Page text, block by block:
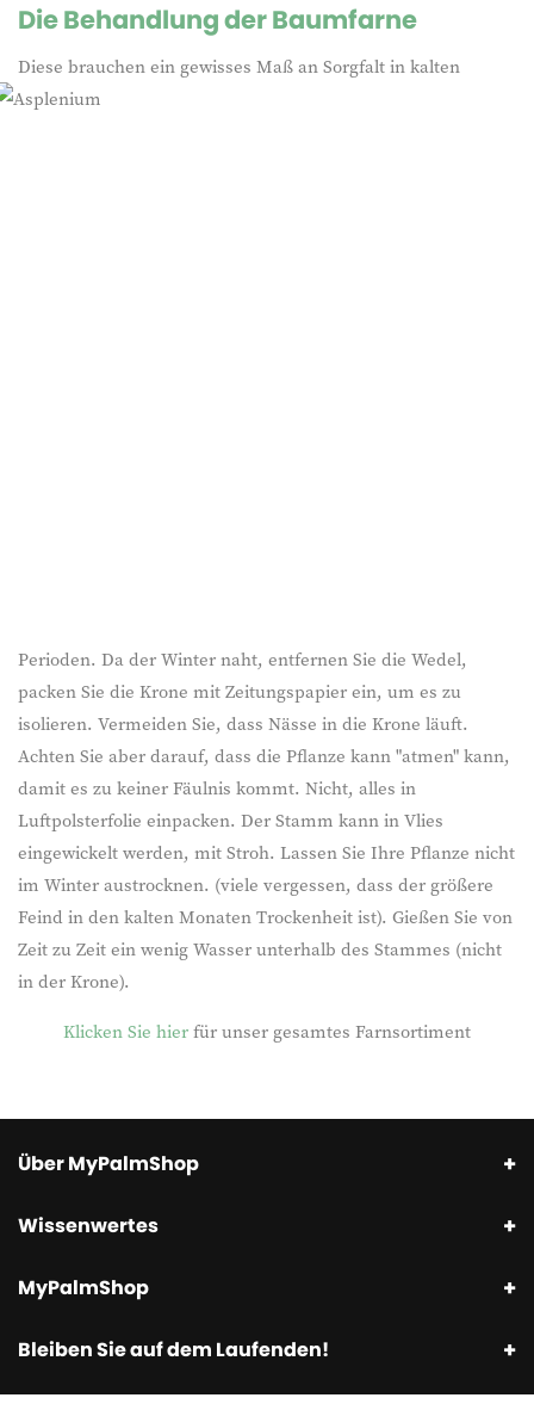
Die Behandlung der Baumfarne
Diese brauchen ein gewisses Maß an Sorgfaltin kalten
Perioden. Da der Winter naht, entfernen Sie die Wedel,
packen Sie die Krone mit Zeitungspapier ein, um es zu
isolieren. Vermeiden Sie, dass Nässe in die Krone läuft.
Achten Sie aber darauf, dass die Pflanze kann "atmen" kann,
damit es zu keiner Fäulnis kommt. Nicht, alles in
Luftpolsterfolie einpacken. Der Stamm kann in Vlies
eingewickelt werden, mit Stroh. Lassen Sie Ihre Pflanze nicht
im Winter austrocknen. (viele vergessen, dass der größere
Feind in den kalten Monaten Trockenheit ist). Gießen Sie von
Zeit zu Zeit ein wenig Wasser unterhalb des Stammes (nicht
in der Krone).
Klicken Sie hierfür unser gesamtes Farnsortiment
Über MyPalmShop
Wissenwertes
MyPalmShop
Bleiben Sie auf dem Laufenden!